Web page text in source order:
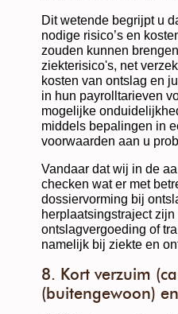
Dit wetende begrijpt u
nodige risico’s en
zouden kunnen
ziekterisico's, net
kosten van ontslag en
in hun payrolltarieven
mogelijke
middels bepalingen in
voorwaarden aan u
Vandaar dat wij in de
checken wat er met
dossiervorming bij
herplaatsingstraject
ontslagvergoeding of
namelijk bij ziekte en
8. Kort verzuim
(buitengewoon)